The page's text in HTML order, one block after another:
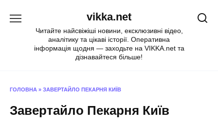
vikka.net
Читайте найсвіжіші новини, ексклюзивні відео,
аналітику та цікаві історії. Оперативна
інформація щодня — заходьте на VIKKA.net та
дізнавайтеся більше!
ГОЛОВНА » ЗАВЕРТАЙЛО ПЕКАРНЯ КИЇВ
Завертайло Пекарня Київ